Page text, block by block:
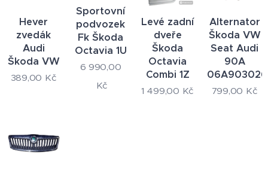
Hever
zvedák
Audi
Škoda VW
389,00 Kč
Sportovní
podvozek
Fk Škoda
Octavia 1U
6 990,00
Kč
Levé zadní
dveře
Škoda
Octavia
Combi 1Z
1 499,00 Kč
Alternator
Škoda VW
Seat Audi
90A
06A903026
799,00 Kč